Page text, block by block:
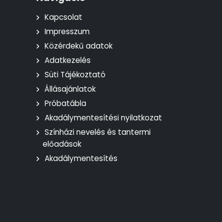
Kapcsolat
Impresszum
Közérdekű adatok
Adatkezelés
Süti Tájékoztató
Állásajánlatok
Próbatábla
Akadálymentesítési nyilatkozat
Színházi nevelés és tantermi
előadások
Akadálymentesítés